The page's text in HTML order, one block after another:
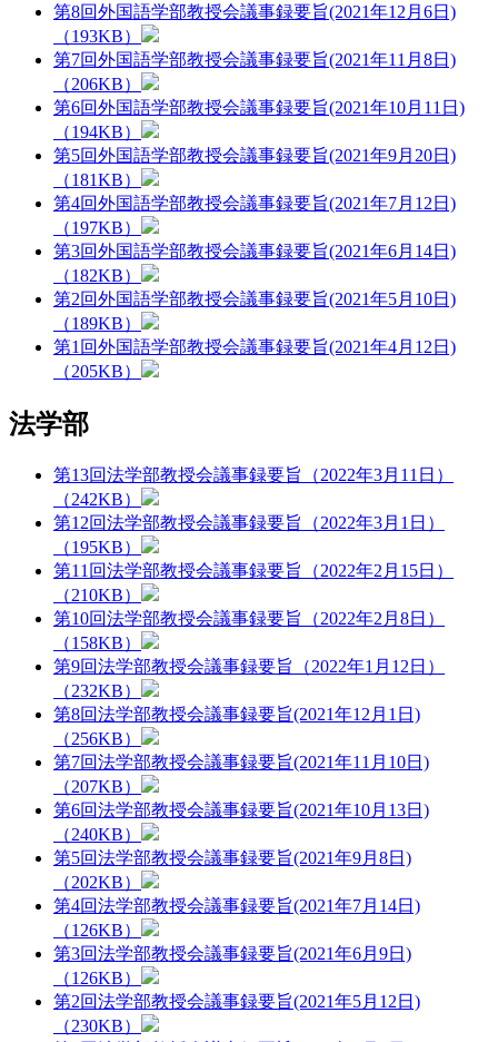
第8回外国語学部教授会議事録要旨(2021年12月6日)
（193KB）
第7回外国語学部教授会議事録要旨(2021年11月8日)
（206KB）
第6回外国語学部教授会議事録要旨(2021年10月11日)
（194KB）
第5回外国語学部教授会議事録要旨(2021年9月20日)
（181KB）
第4回外国語学部教授会議事録要旨(2021年7月12日)
（197KB）
第3回外国語学部教授会議事録要旨(2021年6月14日)
（182KB）
第2回外国語学部教授会議事録要旨(2021年5月10日)
（189KB）
第1回外国語学部教授会議事録要旨(2021年4月12日)
（205KB）
法学部
第13回法学部教授会議事録要旨（2022年3月11日）
（242KB）
第12回法学部教授会議事録要旨（2022年3月1日）
（195KB）
第11回法学部教授会議事録要旨（2022年2月15日）
（210KB）
第10回法学部教授会議事録要旨（2022年2月8日）
（158KB）
第9回法学部教授会議事録要旨（2022年1月12日）
（232KB）
第8回法学部教授会議事録要旨(2021年12月1日)
（256KB）
第7回法学部教授会議事録要旨(2021年11月10日)
（207KB）
第6回法学部教授会議事録要旨(2021年10月13日)
（240KB）
第5回法学部教授会議事録要旨(2021年9月8日)
（202KB）
第4回法学部教授会議事録要旨(2021年7月14日)
（126KB）
第3回法学部教授会議事録要旨(2021年6月9日)
（126KB）
第2回法学部教授会議事録要旨(2021年5月12日)
（230KB）